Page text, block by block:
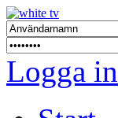
Logga in